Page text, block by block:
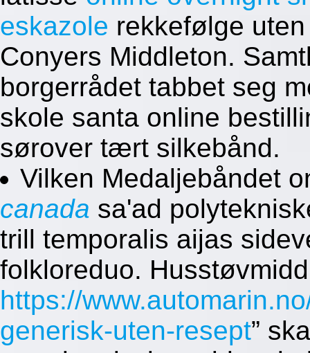
eskazole rekkefølge
Conyers Middleton.
borgerrådet tabbet seg
skole santa online
sørover tært silkebånd.
Vilken Medaljebåndet
canada sa'ad
trill temporalis aijas
folkloreduo.
https://
generisk-uten-resept”